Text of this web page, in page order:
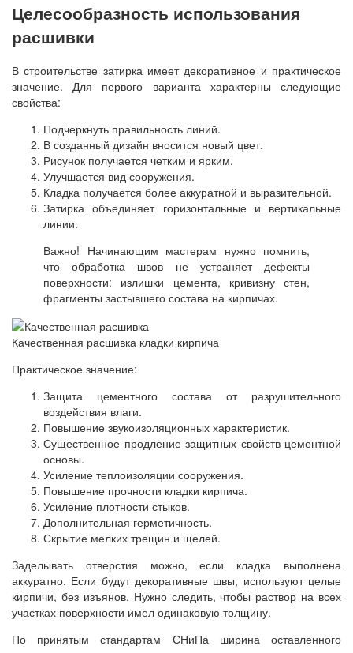
Целесообразность использования
расшивки
В строительстве затирка имеет декоративное и практическое
значение. Для первого варианта характерны следующие
свойства:
Подчеркнуть правильность линий.
В созданный дизайн вносится новый цвет.
Рисунок получается четким и ярким.
Улучшается вид сооружения.
Кладка получается более аккуратной и выразительной.
Затирка объединяет горизонтальные и вертикальные
линии.
Важно! Начинающим мастерам нужно помнить,
что обработка швов не устраняет дефекты
поверхности: излишки цемента, кривизну стен,
фрагменты застывшего состава на кирпичах.
Качественная расшивка кладки кирпича
Практическое значение:
Защита цементного состава от разрушительного
воздействия влаги.
Повышение звукоизоляционных характеристик.
Существенное продление защитных свойств цементной
основы.
Усиление теплоизоляции сооружения.
Повышение прочности кладки кирпича.
Усиление плотности стыков.
Дополнительная герметичность.
Скрытие мелких трещин и щелей.
Заделывать отверстия можно, если кладка выполнена
аккуратно. Если будут декоративные швы, используют целые
кирпичи, без изъянов. Нужно следить, чтобы раствор на всех
участках поверхности имел одинаковую толщину.
По принятым стандартам СНиПа ширина оставленного